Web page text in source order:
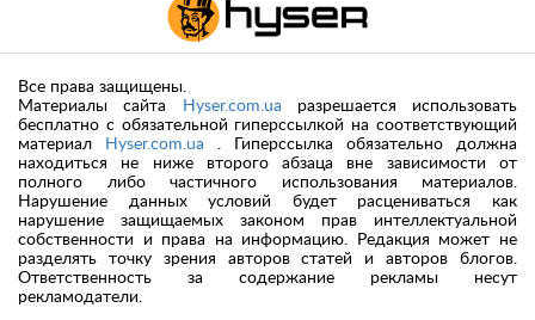
Все права защищены.
Материалы сайта
Hyser.com.ua разрешается использовать
бесплатно с обязательной гиперссылкой на соответствующий
материал
Hyser.com.ua . Гиперссылка обязательно должна
находиться не ниже второго абзаца вне зависимости от
полного либо частичного использования материалов.
Нарушение данных условий будет расцениваться как
нарушение защищаемых законом прав интеллектуальной
собственности и права на информацию. Редакция может не
разделять точку зрения авторов статей и авторов блогов.
Ответственность за содержание рекламы несут
рекламодатели.